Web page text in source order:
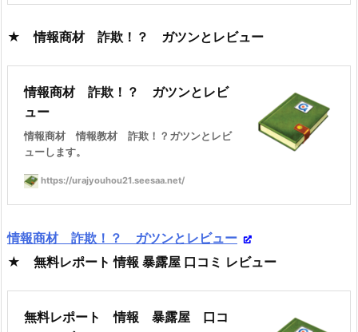
★ 情報商材 詐欺！？ ガツンとレビュー
情報商材 詐欺！？ ガツンとレビ
ュー
情報商材 情報教材 詐欺！？ガツンとレビ
ューします。
https://urajyouhou21.seesaa.net/
情報商材 詐欺！？ ガツンとレビュー
★ 無料レポート 情報 暴露屋 口コミ レビュー
無料レポート 情報 暴露屋 口コ